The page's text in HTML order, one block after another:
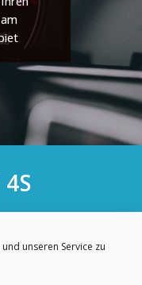
unseren Service zu